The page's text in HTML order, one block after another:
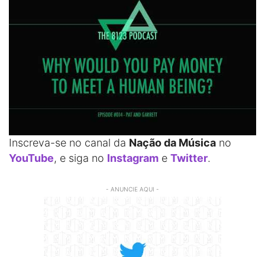
Inscreva-se no canal da Nação da Música no
YouTube, e siga no Instagram e Twitter.
- ANUNCIE AQUI -